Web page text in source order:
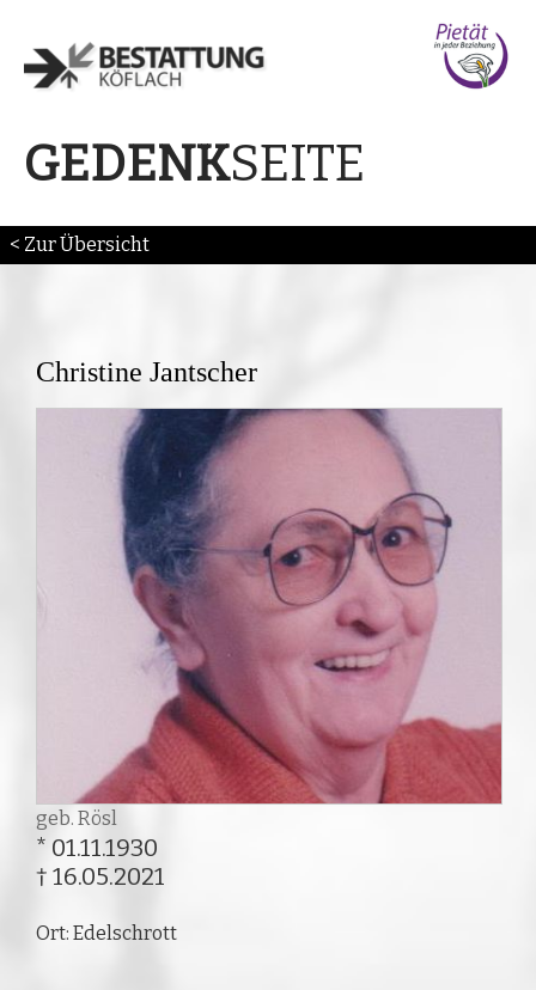
GEDENKSEITE
< Zur Übersicht
Christine Jantscher
geb. Rösl
* 01.11.1930
† 16.05.2021
Ort: Edelschrott